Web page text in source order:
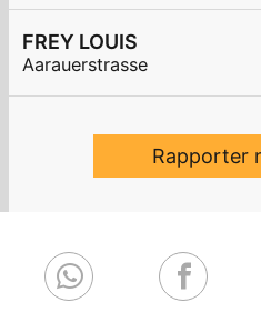
FREY LOUIS
Aarauerstrasse
Rapporter